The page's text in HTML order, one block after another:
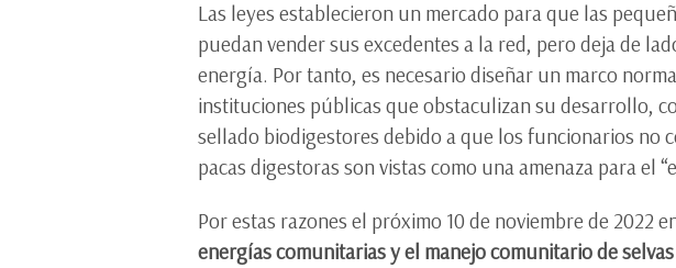
Las leyes establecieron un mercado para que las
puedan vender sus excedentes a la red, pero deja de
energía. Por tanto, es necesario diseñar un marco
instituciones públicas que obstaculizan su desarrollo,
sellado biodigestores debido a que los funcionarios no
pacas digestoras son vistas como una amenaza para el
Por estas razones el próximo 10 de noviembre de 2022
energías comunitarias y el manejo comunitario de